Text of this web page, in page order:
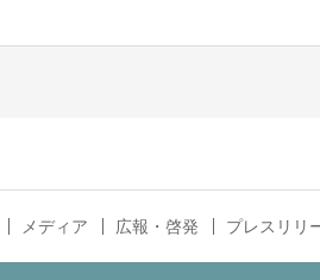
メディア 広報・啓発 プレスリリ